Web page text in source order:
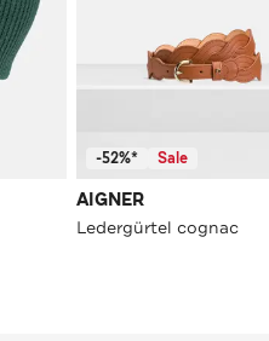
-52%* Sale
AIGNER
Ledergürtel cognac